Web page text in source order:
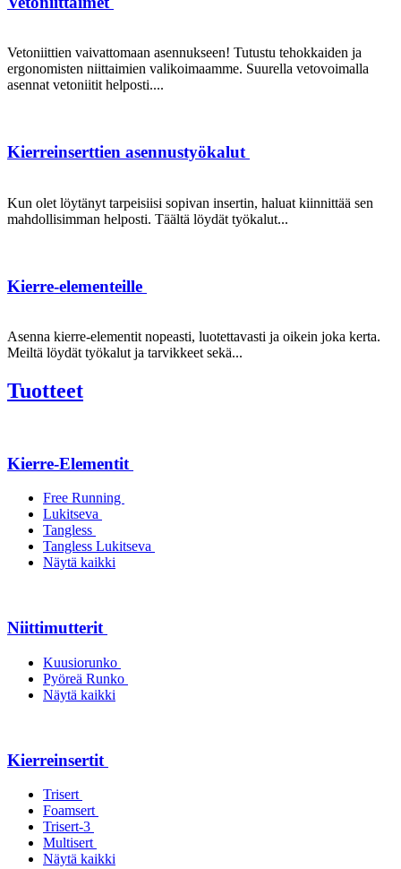
Vetoniittien vaivattomaan asennukseen! Tutustu tehokkaiden ja
ergonomisten niittaimien valikoimaamme. Suurella vetovoimalla
asennat vetoniitit helposti....
Kierreinserttien asennustyökalut
Kun olet löytänyt tarpeisiisi sopivan insertin, haluat kiinnittää sen
mahdollisimman helposti. Täältä löydät työkalut...
Kierre-elementeille
Asenna kierre-elementit nopeasti, luotettavasti ja oikein joka kerta.
Meiltä löydät työkalut ja tarvikkeet sekä...
Tuotteet
Kierre-Elementit
Free Running
Lukitseva
Tangless
Tangless Lukitseva
Näytä kaikki
Niittimutterit
Kuusiorunko
Pyöreä Runko
Näytä kaikki
Kierreinsertit
Trisert
Foamsert
Trisert-3
Multisert
Näytä kaikki